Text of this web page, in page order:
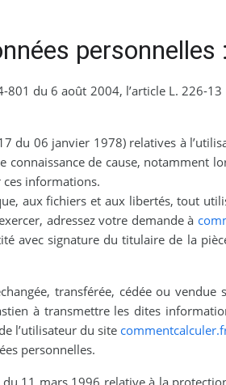
personnelles :
du 6 août 2004, l’article L. 226-13
du 06 janvier 1978) relatives à
de cause, notamment
informations.
aux fichiers et aux libertés, tout
adressez votre demande à
avec signature du titulaire de la
transférée, cédée ou vendue
à transmettre les dites
l’utilisateur du site
personnelles.